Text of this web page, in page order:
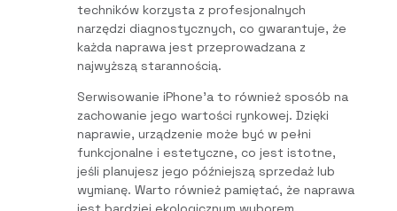
techników korzysta z profesjonalnych
narzędzi diagnostycznych, co gwarantuje, że
każda naprawa jest przeprowadzana z
najwyższą starannością.
Serwisowanie iPhone’a to również sposób na
zachowanie jego wartości rynkowej. Dzięki
naprawie, urządzenie może być w pełni
funkcjonalne i estetyczne, co jest istotne,
jeśli planujesz jego późniejszą sprzedaż lub
wymianę. Warto również pamiętać, że naprawa